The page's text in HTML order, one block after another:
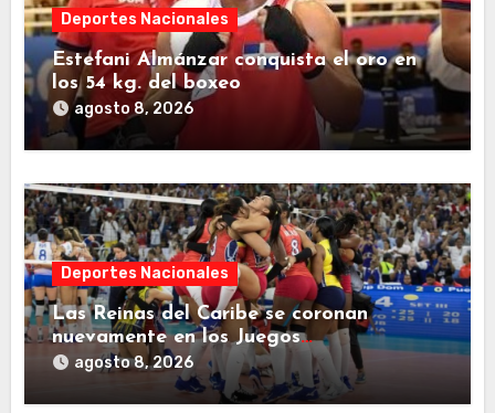
Deportes Nacionales
Estefani Almánzar conquista el oro en
los 54 kg. del boxeo
agosto 8, 2026
Deportes Nacionales
Las Reinas del Caribe se coronan
nuevamente en los Juegos
Centroamericanos y del Caribe 2026.
agosto 8, 2026